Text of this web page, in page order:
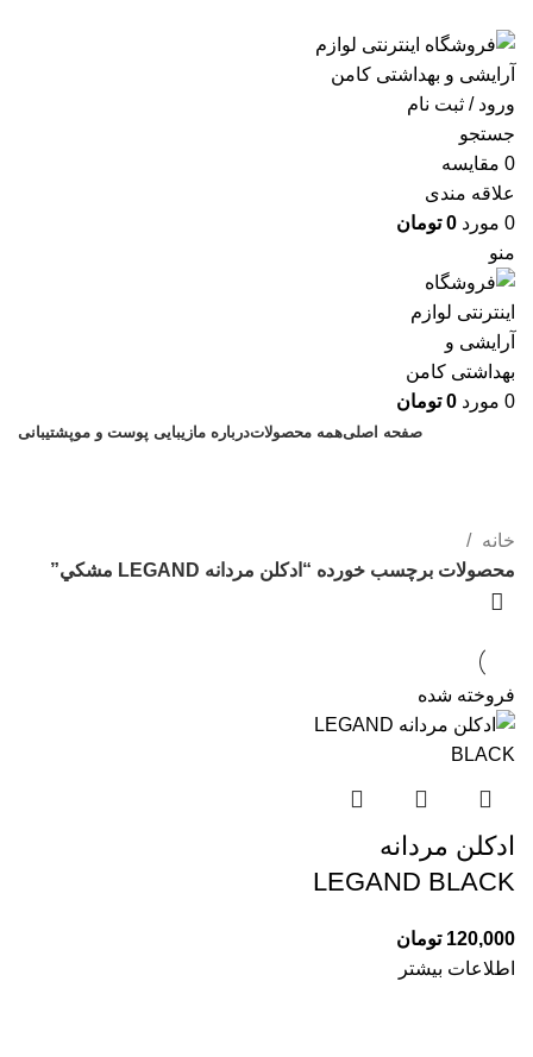
ورود / ثبت نام
جستجو
0 مقايسه
علاقه مندی
0 مورد 0 تومان
منو
0 مورد 0 تومان
صفحه اصلیهمه محصولاتدرباره مازیبایی پوست و موپشتیبانی
دسته بندی ها
خانه
محصولات برچسب خورده “ادكلن مردانه LEGAND مشكي”
فروخته شده
ادكلن مردانه
LEGAND BLACK
120,000 تومان
اطلاعات بیشتر